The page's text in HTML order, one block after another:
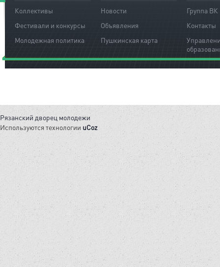
Коллективы
Фестивали и конкурсы
Молодежная политика
Новости
Объявления
Пушкинская карта
Группа ВК
Контакты
Рязанский дворец молодежи
Используются технологии uCoz